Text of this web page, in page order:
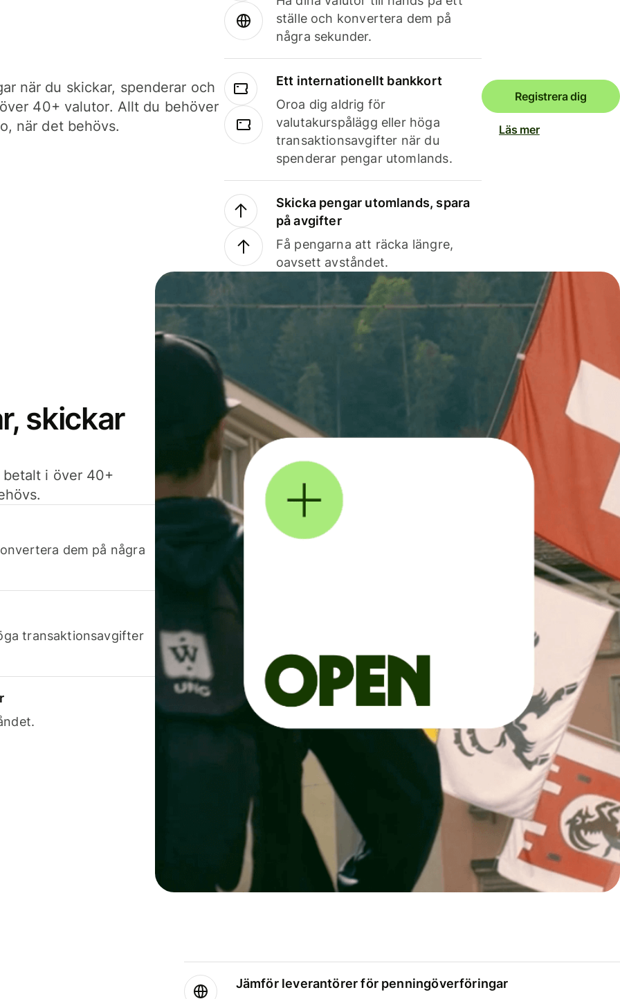
när du skickar, spenderar och
40+ valutor. Allt du behöver
när det behövs.
ställe och konvertera dem på
några sekunder.
Ett internationellt bankkort
Oroa dig aldrig för
valutakurspålägg eller höga
transaktionsavgifter när du
spenderar pengar utomlands.
Skicka pengar utomlands, spara
på avgifter
Få pengarna att räcka längre,
oavsett avståndet.
Registrera dig
Läs mer
skickar
betalt i över 40+
dem på några
transaktionsavgifter
Jämför leverantörer för penningöverföringar